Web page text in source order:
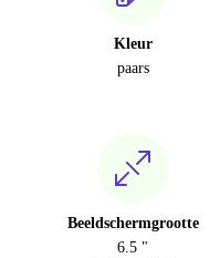
Kleur
paars
Beeldschermgrootte
6.5 "